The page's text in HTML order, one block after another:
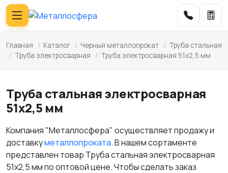
Главная / Каталог / Черный металлопрокат / Труба стальная
/ Труба электросварная / Труба электросварная 51x2,5 мм
Труба стальная электросварная
51x2,5 мм
Компания "Металлосфера" осуществляет продажу и
доставкуметаллопроката. В нашем сортаменте
представлен товар Труба стальная электросварная
51x2,5 мм по оптовой цене. Чтобы сделать заказ